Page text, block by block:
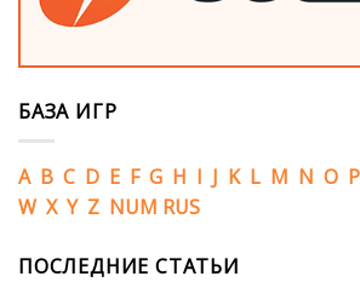
БАЗА ИГР
A B C D E F G H I J K L M N O P
W X Y Z NUM RUS
ПОСЛЕДНИЕ СТАТЬИ